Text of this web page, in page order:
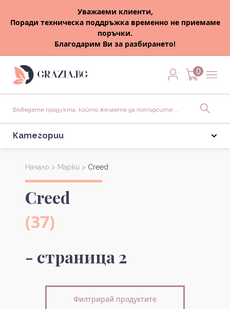
Уважаеми клиенти,
Поради техническа поддръжка временно не приемаме
поръчки.
Благодарим Ви за разбирането!
0
Категории
Начало > Марки > Creed
Creed
(37)
- страница 2
Филтрирай продуктите